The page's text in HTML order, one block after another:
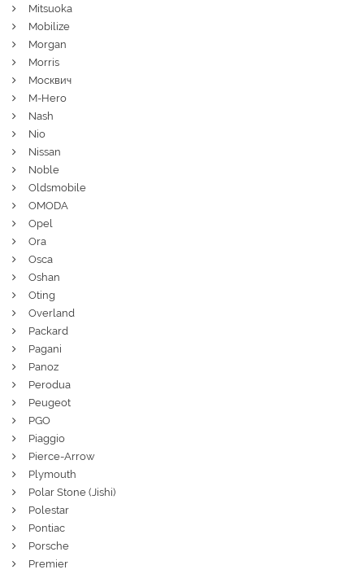
Mitsuoka
Mobilize
Morgan
Morris
Москвич
M-Hero
Nash
Nio
Nissan
Noble
Oldsmobile
OMODA
Opel
Ora
Osca
Oshan
Oting
Overland
Packard
Pagani
Panoz
Perodua
Peugeot
PGO
Piaggio
Pierce-Arrow
Plymouth
Polar Stone (Jishi)
Polestar
Pontiac
Porsche
Premier